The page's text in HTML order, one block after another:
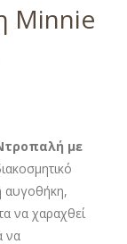
Minnie
με
αυγοθήκη,
να χαραχθεί
να